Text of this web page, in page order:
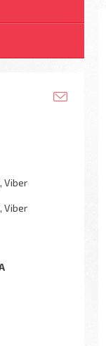
Viber
Viber